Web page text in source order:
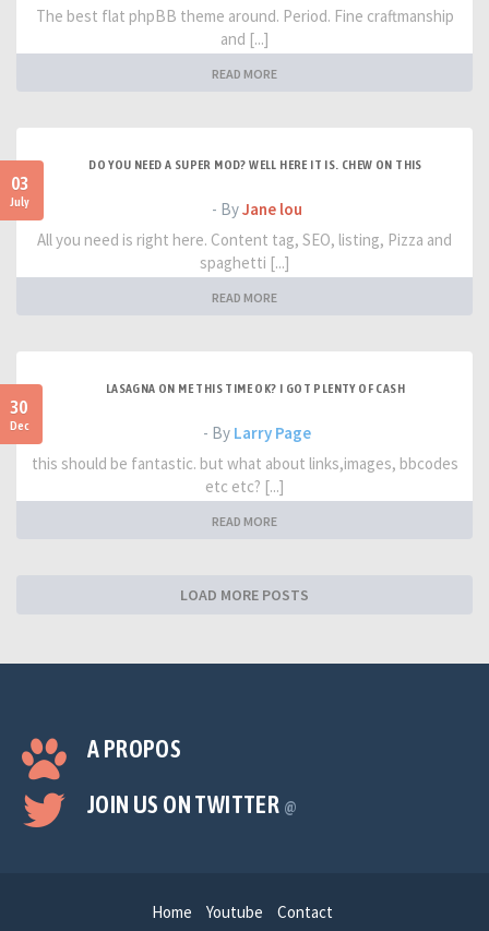
The best flat phpBB theme around. Period. Fine craftmanship
and [...]
READ MORE
03
July
DO YOU NEED A SUPER MOD? WELL HERE IT IS. CHEW ON THIS
- ByJane lou
All you need is right here. Content tag, SEO, listing, Pizza and
spaghetti [...]
READ MORE
30
Dec
LASAGNA ON ME THIS TIME OK? I GOT PLENTY OF CASH
- By Larry Page
this should be fantastic. but what about links,images, bbcodes
etc etc? [...]
READ MORE
LOAD MORE POSTS
A PROPOS
JOIN US ON TWITTER @
Home Youtube Contact